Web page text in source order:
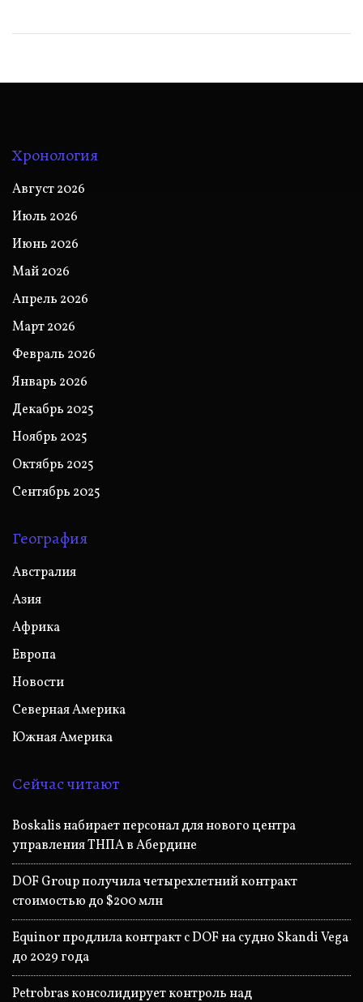
Хронология
Август 2026
Июль 2026
Июнь 2026
Май 2026
Апрель 2026
Март 2026
Февраль 2026
Январь 2026
Декабрь 2025
Ноябрь 2025
Октябрь 2025
Сентябрь 2025
География
Австралия
Азия
Африка
Европа
Новости
Северная Америка
Южная Америка
Сейчас читают
Boskalis набирает персонал для нового центра
управления ТНПА в Абердине
DOF Group получила четырехлетний контракт
стоимостью до $200 млн
Equinor продлила контракт с DOF на судно Skandi Vega
до 2029 года
Petrobras консолидирует контроль над